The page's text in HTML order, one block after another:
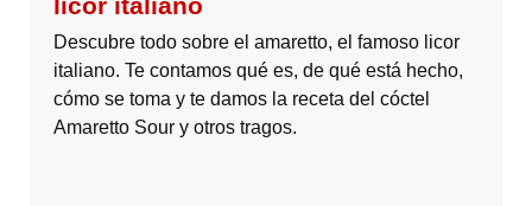
Descubre todo sobre el amaretto, el famoso licor
italiano. Te contamos qué es, de qué está hecho,
cómo se toma y te damos la receta del cóctel
Amaretto Sour y otros tragos.